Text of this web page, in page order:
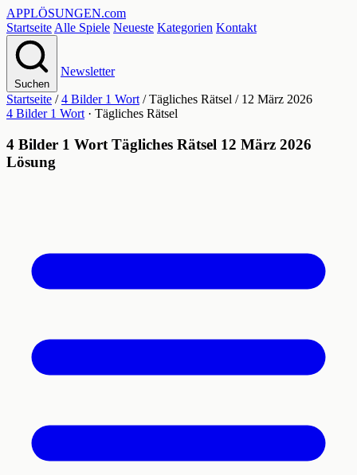
APPLÖSUNGEN.com
Startseite Alle Spiele Neueste Kategorien Kontakt
Suchen
Newsletter
Startseite / 4 Bilder 1 Wort / Tägliches Rätsel / 12 März 2026
4 Bilder 1 Wort · Tägliches Rätsel
4 Bilder 1 Wort Tägliches Rätsel 12 März 2026
Lösung